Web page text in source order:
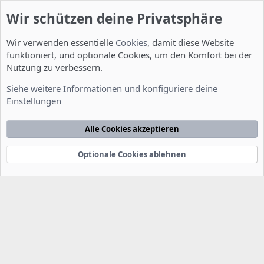
Nutzungsbedingungen Datenschutzerklärung
Startseite
e
Community platform by XenForo® © 2010-2022 XenForo Ltd.
xenDach©2010-2014
Wir schützen deine Privatsphäre
Wir verwenden essentielle Cookies, damit diese Website
funktioniert, und optionale Cookies, um den Komfort bei der
Nutzung zu verbessern.
Siehe weitere Informationen und konfiguriere deine
Einstellungen
Alle Cookies akzeptieren
Optionale Cookies ablehnen